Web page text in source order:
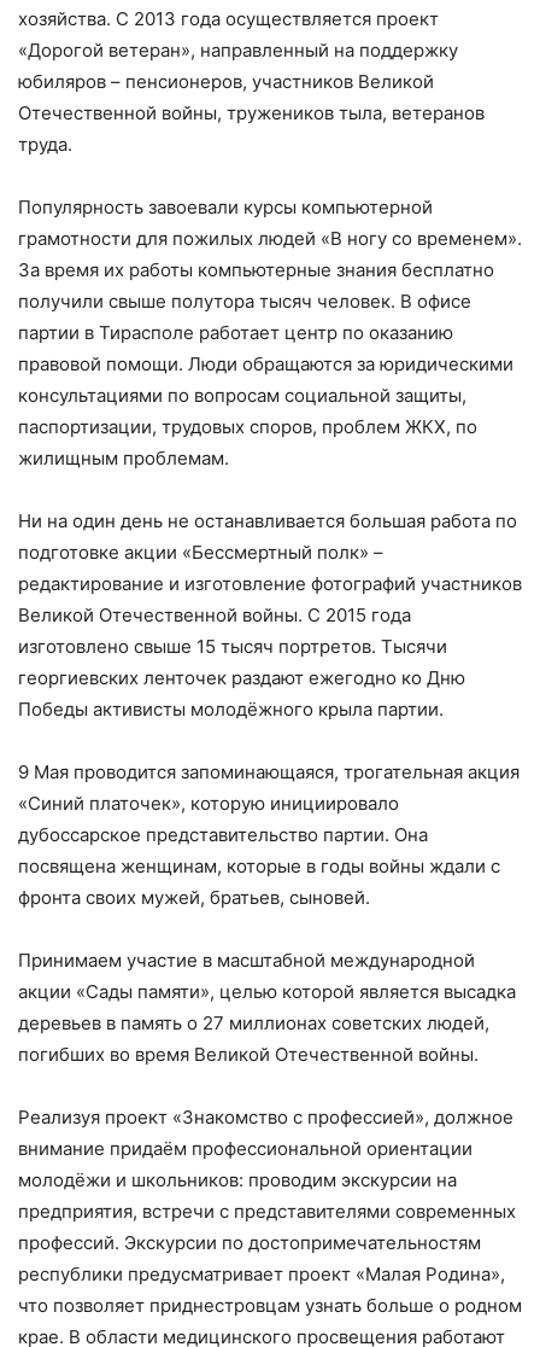
хозяйства. С 2013 года осуществляется проект
«Дорогой ветеран», направленный на поддержку
юбиляров – пенсионеров, участников Великой
Отечественной войны, тружеников тыла, ветеранов
труда.
Популярность завоевали курсы компьютерной
грамотности для пожилых людей «В ногу со временем».
За время их работы компьютерные знания бесплатно
получили свыше полутора тысяч человек. В офисе
партии в Тирасполе работает центр по оказанию
правовой помощи. Люди обращаются за юридическими
консультациями по вопросам социальной защиты,
паспортизации, трудовых споров, проблем ЖКХ, по
жилищным проблемам.
Ни на один день не останавливается большая работа по
подготовке акции «Бессмертный полк» –
редактирование и изготовление фотографий участников
Великой Отечественной войны. С 2015 года
изготовлено свыше 15 тысяч портретов. Тысячи
георгиевских ленточек раздают ежегодно ко Дню
Победы активисты молодёжного крыла партии.
9 Мая проводится запоминающаяся, трогательная акция
«Синий платочек», которую инициировало
дубоссарское представительство партии. Она
посвящена женщинам, которые в годы войны ждали с
фронта своих мужей, братьев, сыновей.
Принимаем участие в масштабной международной
акции «Сады памяти», целью которой является высадка
деревьев в память о 27 миллионах советских людей,
погибших во время Великой Отечественной войны.
Реализуя проект «Знакомство с профессией», должное
внимание придаём профессиональной ориентации
молодёжи и школьников: проводим экскурсии на
предприятия, встречи с представителями современных
профессий. Экскурсии по достопримечательностям
республики предусматривает проект «Малая Родина»,
что позволяет приднестровцам узнать больше о родном
крае. В области медицинского просвещения работают